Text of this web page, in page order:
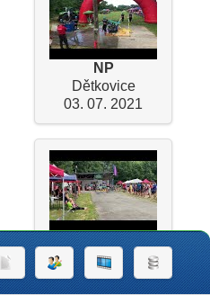
NP
Dětkovice
03. 07. 2021
NP
Dolní Libina
26. 06. 2021